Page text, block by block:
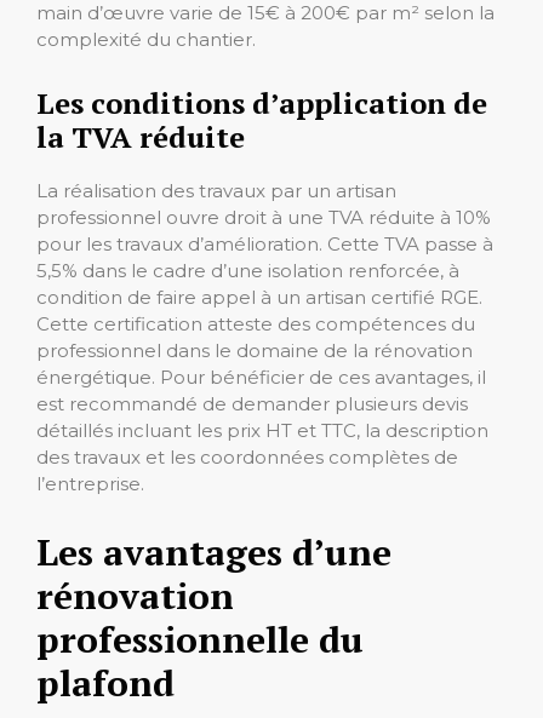
main d’œuvre varie de 15€ à 200€ par m² selon la
complexité du chantier.
Les conditions d’application de
la TVA réduite
La réalisation des travaux par un artisan
professionnel ouvre droit à une TVA réduite à 10%
pour les travaux d’amélioration. Cette TVA passe à
5,5% dans le cadre d’une isolation renforcée, à
condition de faire appel à un artisan certifié RGE.
Cette certification atteste des compétences du
professionnel dans le domaine de la rénovation
énergétique. Pour bénéficier de ces avantages, il
est recommandé de demander plusieurs devis
détaillés incluant les prix HT et TTC, la description
des travaux et les coordonnées complètes de
l’entreprise.
Les avantages d’une
rénovation
professionnelle du
plafond